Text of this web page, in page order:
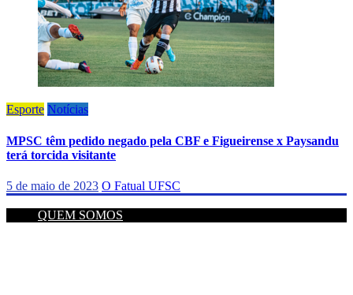
Esporte Notícias
MPSC têm pedido negado pela CBF e Figueirense x Paysandu
terá torcida visitante
5 de maio de 2023 O Fatual UFSC
QUEM SOMOS